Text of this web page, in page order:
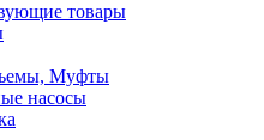
товары
Муфты
насосы